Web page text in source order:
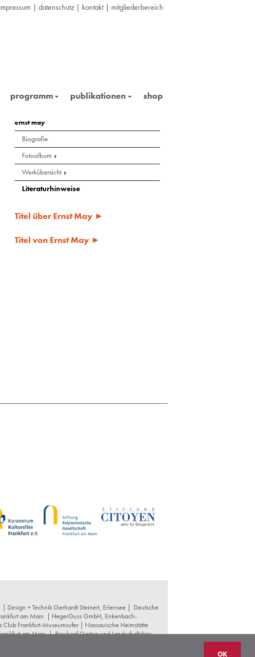
OK
impressum | datenschutz | kontakt| mitgliederbereich
programm publikationen shop
ernst may
Biografie
Fotoalbum
Werkübersicht
Literaturhinweise
Titel über Ernst May ►
Titel von Ernst May ►
| Design + Technik Gerhardt Steinert, Erlensee | Deutsche
am Main | HegerGuss GmbH, Enkenbach-
Club Frankfurt-Museumsufer| Nassauische Heimstätte
am Main|Rosskopf Garten und Landschaftsbau